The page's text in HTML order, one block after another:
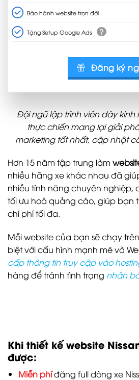
Bảo hành website trọn đời
Tặng Setup Google Ads ?
Đăng ký
Đội ngũ lập trình viên dày kinh
thực chiến mang lại giải
marketing tốt nhất, cập nhật
Hơn 15 năm tập trung làm
nhiều hãng xe khác nhau đã
nhiều tính năng chuyên nghiệp,
tối ưu hoá quảng cáo, giúp bạn
chi phí tối đa.
Mỗi website của bạn sẽ chạy
biệt với cấu hình mạnh mẽ và
cấp thông tin truy cập vào
hàng để tránh tình trạng nhân
Khi thiết kế website
được:
Miễn phíđăng full dòng xe